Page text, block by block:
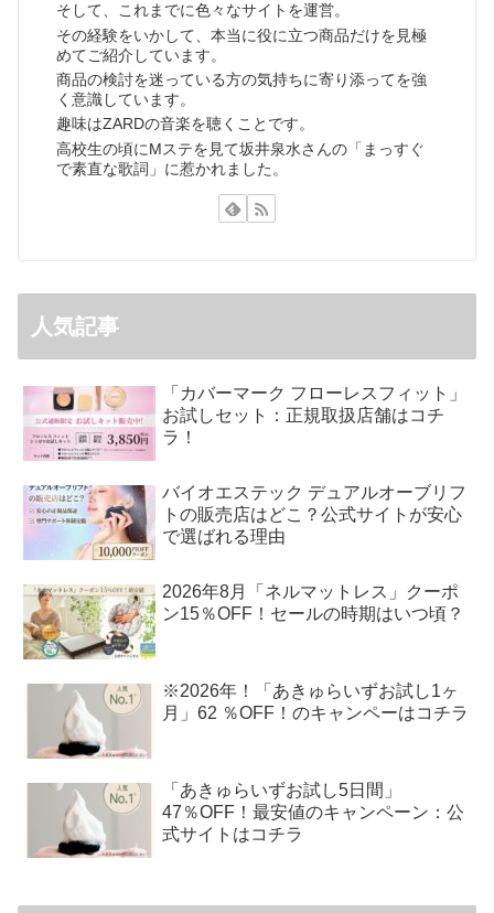
そして、これまでに色々なサイトを運営。
その経験をいかして、本当に役に立つ商品だけを見極
めてご紹介しています。
商品の検討を迷っている方の気持ちに寄り添ってを強
く意識しています。
趣味はZARDの音楽を聴くことです。
高校生の頃にMステを見て坂井泉水さんの「まっすぐ
で素直な歌詞」に惹かれました。
人気記事
「カバーマーク フローレスフィット」
お試しセット：正規取扱店舗はコチ
ラ！
バイオエステック デュアルオーブリフ
トの販売店はどこ？公式サイトが安心
で選ばれる理由
2026年8月「ネルマットレス」クーポ
ン15％OFF！セールの時期はいつ頃？
※2026年！「あきゅらいずお試し1ヶ
月」62 ％OFF！のキャンペーはコチラ
「あきゅらいずお試し5日間」
47％OFF！最安値のキャンペーン：公
式サイトはコチラ